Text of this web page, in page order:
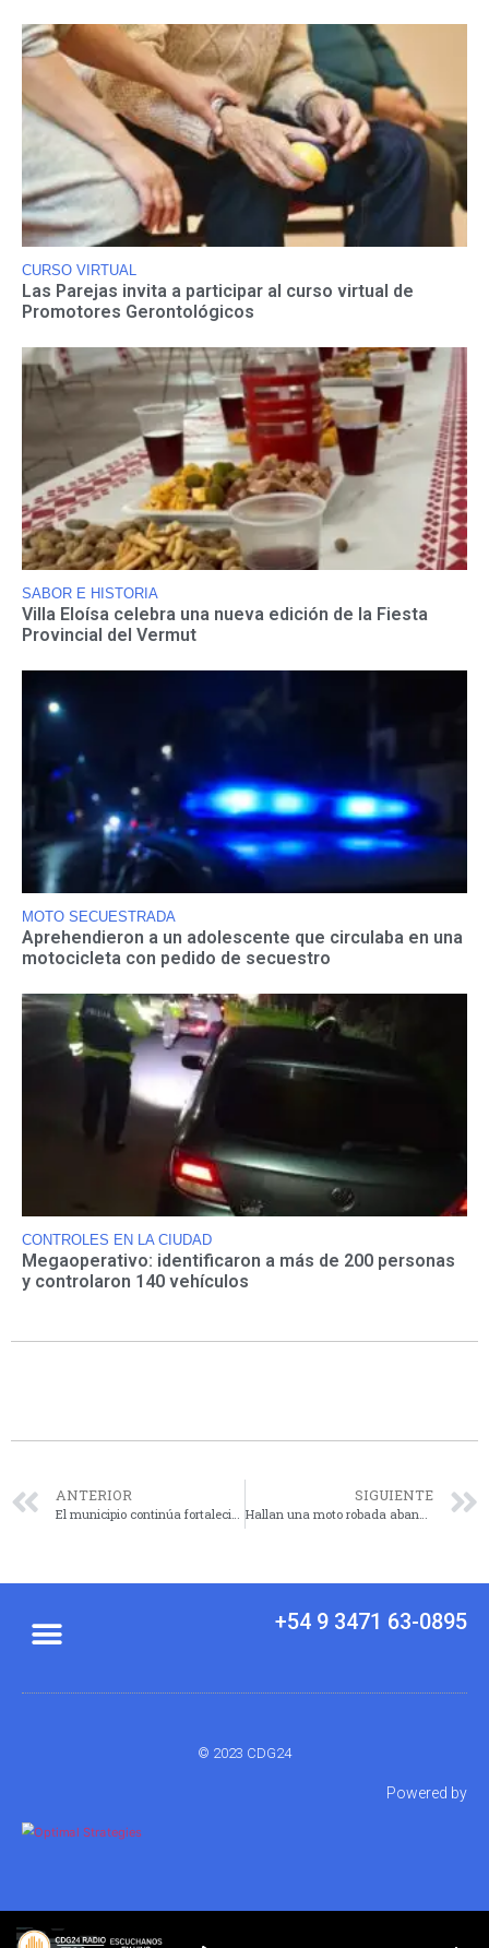
CURSO VIRTUAL
Las Parejas invita a participar al curso virtual de
Promotores Gerontológicos
SABOR E HISTORIA
Villa Eloísa celebra una nueva edición de la Fiesta
Provincial del Vermut
MOTO SECUESTRADA
Aprehendieron a un adolescente que circulaba en una
motocicleta con pedido de secuestro
CONTROLES EN LA CIUDAD
Megaoperativo: identificaron a más de 200 personas
y controlaron 140 vehículos
ANTERIOR SIGUIENTE
+54 9 3471 63-0895
© 2023 CDG24
Powered by